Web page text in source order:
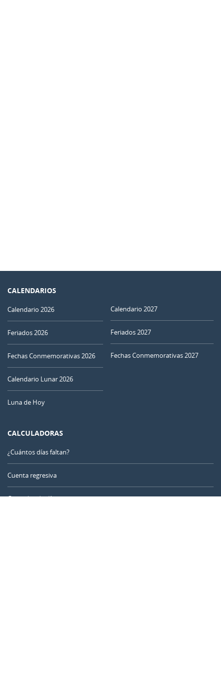
CALENDARIOS
Calendario 2026
Feriados 2026
Fechas Conmemorativas 2026
Calendario Lunar 2026
Luna de Hoy
Calendario 2027
Feriados 2027
Fechas Conmemorativas 2027
CALCULADORAS
¿Cuántos días faltan?
Cuenta regresiva
Contador de días